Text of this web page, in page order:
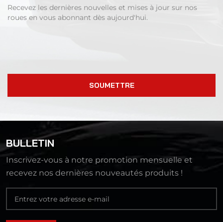
Recevez les dernières nouvelles et mises à jour sur nos
roues en vous abonnant dès aujourd'hui.
SOUMETTRE
BULLETIN
Inscrivez-vous à notre promotion mensuelle et
recevez nos dernières nouveautés produits !